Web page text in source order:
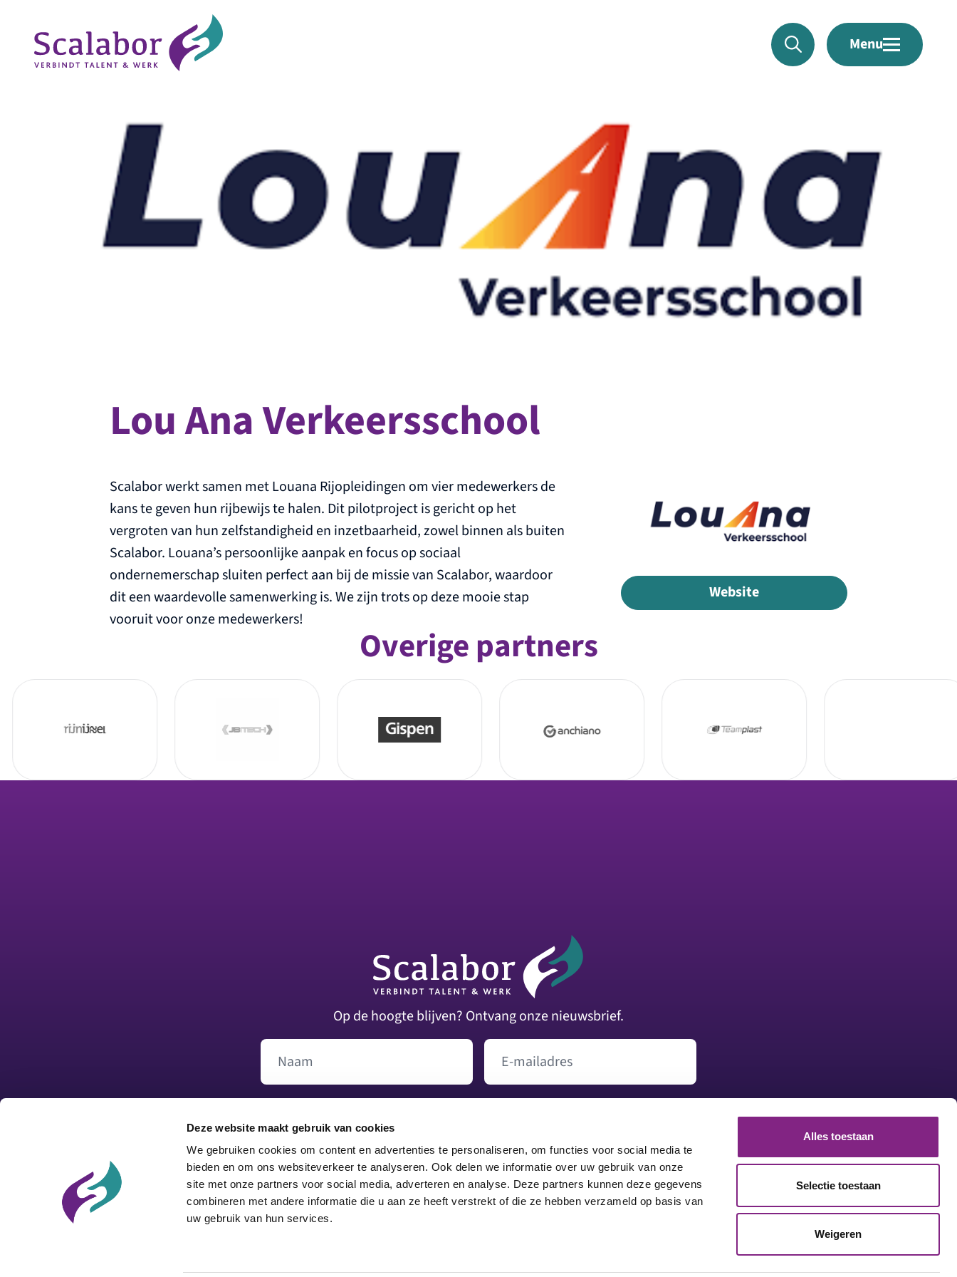
Deze website maakt gebruik van cookies
We gebruiken cookies om content en advertenties te personaliseren, om functies voor social media te
bieden en om ons websiteverkeer te analyseren. Ook delen we informatie over uw gebruik van onze
site met onze partners voor social media, adverteren en analyse. Deze partners kunnen deze gegevens
combineren met andere informatie die u aan ze heeft verstrekt of die ze hebben verzameld op basis van
uw gebruik van hun services.
Alles toestaan
Selectie toestaan
Weigeren
Menu
Lou Ana Verkeersschool
Scalabor werkt samen met Louana Rijopleidingen om vier medewerkers de
kans te geven hun rijbewijs te halen. Dit pilotproject is gericht op het
vergroten van hun zelfstandigheid en inzetbaarheid, zowel binnen als buiten
Scalabor. Louana’s persoonlijke aanpak en focus op sociaal
ondernemerschap sluiten perfect aan bij de missie van Scalabor, waardoor
dit een waardevolle samenwerking is. We zijn trots op deze mooie stap
vooruit voor onze medewerkers!
Website
Overige partners
Op de hoogte blijven? Ontvang onze nieuwsbrief.
Naam E-mailadres
026 - 368 52 22 |
info@scalabor.nl
Volg ons op Facebook
Volg ons op Instagram
Volg ons op LinkedIn
Volg ons op TikTok
Volg ons op YouTube
Volg ons op X